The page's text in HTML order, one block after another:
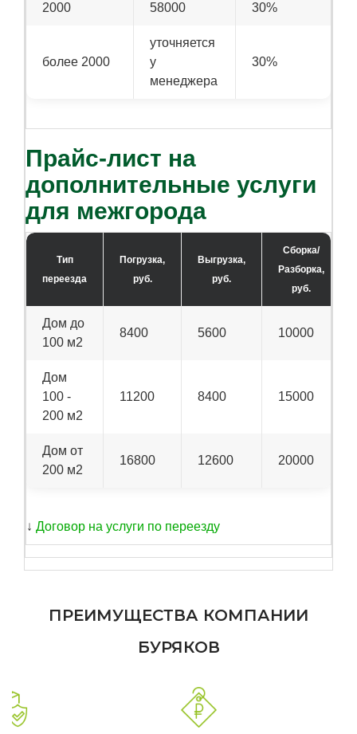
2000 58000 30%
более 2000
уточняется
у
менеджера
30%
Прайс-лист на
дополнительные услуги
для межгорода
Тип
переезда
Погрузка,
руб.
Выгрузка,
руб.
Сборка/
Разборка,
руб.
Дом до
100 м2
8400 5600 10000
Дом
100 -
200 м2
11200 8400 15000
Дом от
200 м2
16800 12600 20000
↓ Договор на услуги по переезду
ПРЕИМУЩЕСТВА КОМПАНИИ
БУРЯКОВ